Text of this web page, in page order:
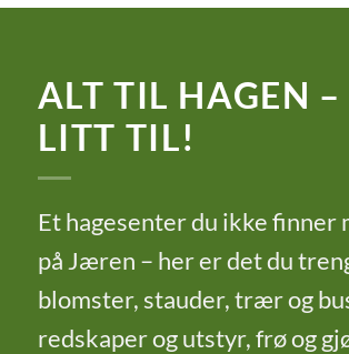
ALT TIL HAGEN –
LITT TIL!
Et hagesenter du ikke finner
på Jæren – her er det du
blomster, stauder, trær og
redskaper og utstyr, frø og